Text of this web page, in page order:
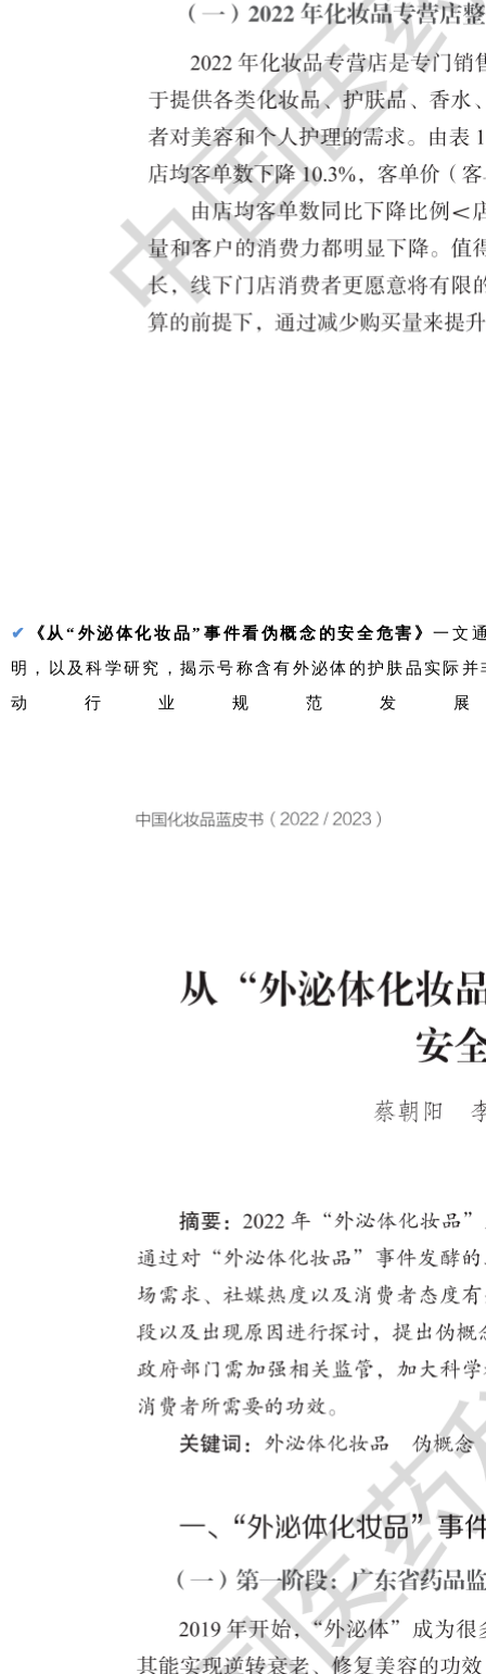
✔ 《从“外泌体化妆品”事件看伪概念的安全危害》一文
明，以及科学研究，揭示号称含有外泌体的护肤品实际
动行业规范发